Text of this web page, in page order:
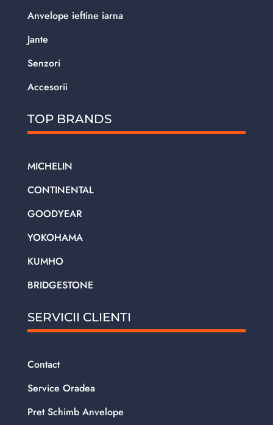
Anvelope ieftine iarna
Jante
Senzori
Accesorii
TOP BRANDS
MICHELIN
CONTINENTAL
GOODYEAR
YOKOHAMA
KUMHO
BRIDGESTONE
SERVICII CLIENTI
Contact
Service Oradea
Pret Schimb Anvelope